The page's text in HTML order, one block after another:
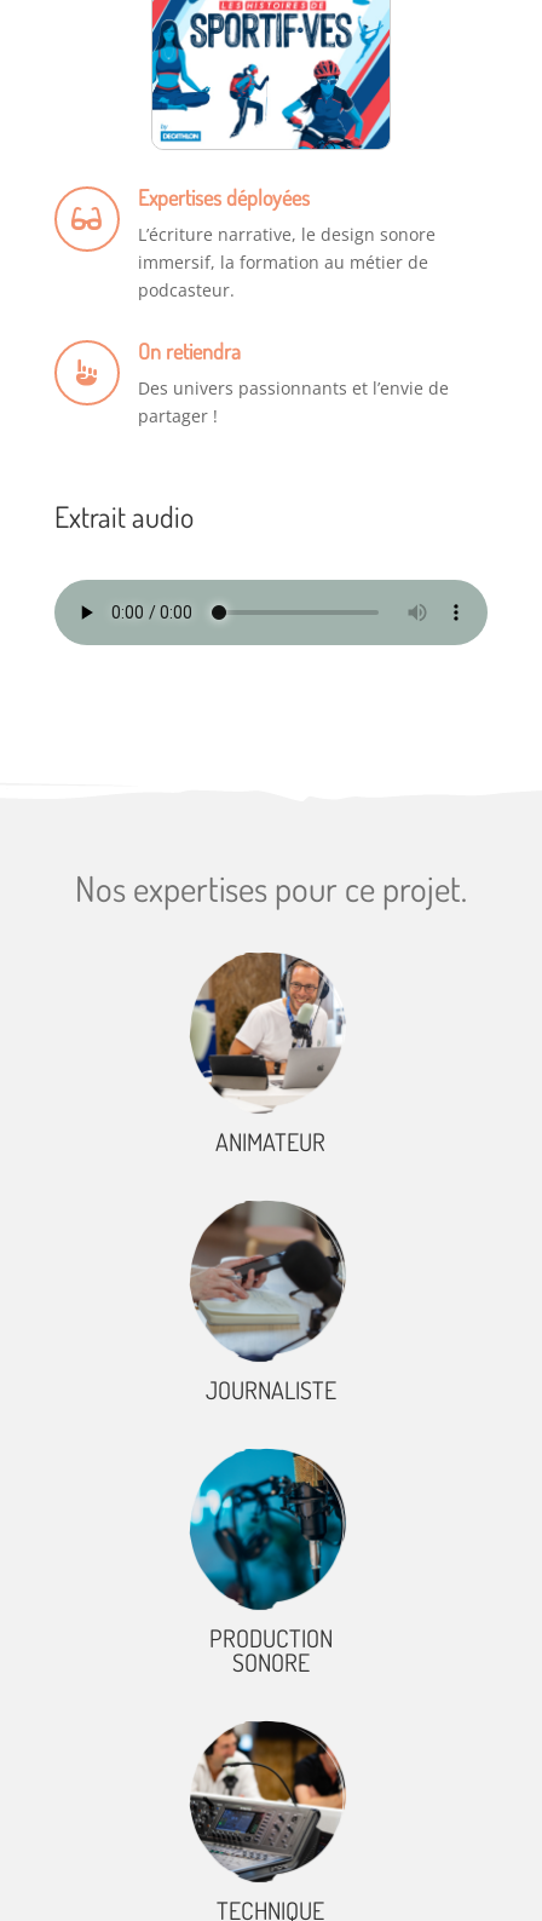
Expertises déployées
L’écriture narrative, le design sonore
immersif, la formation au métier de
podcasteur.
On retiendra
Des univers passionnants et l’envie de
partager !
Extrait audio
Nos expertises pour ce projet.
ANIMATEUR
JOURNALISTE
PRODUCTION
SONORE
TECHNIQUE